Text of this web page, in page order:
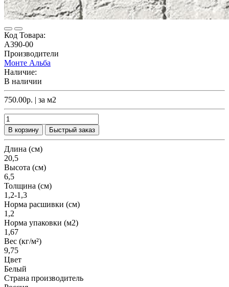
Код Товара:
A390-00
Производители
Монте Альба
Наличие:
В наличии
750.00р. | за м2
В корзину Быстрый заказ
Длина (см)
20,5
Высота (см)
6,5
Толщина (см)
1,2-1,3
Норма расшивки (см)
1,2
Норма упаковки (м2)
1,67
Вес (кг/м²)
9,75
Цвет
Белый
Страна производитель